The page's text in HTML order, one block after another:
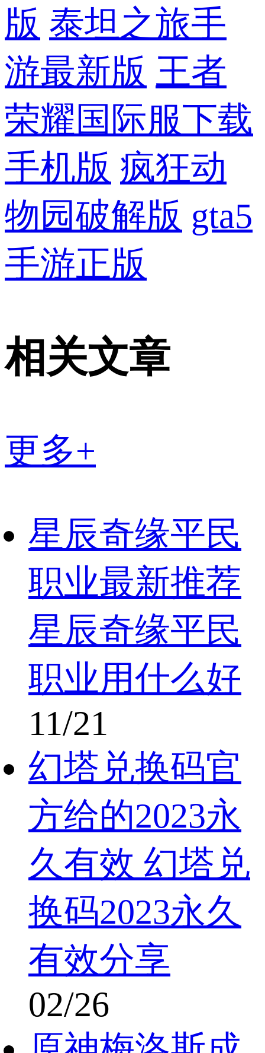
版 泰坦之旅手
游最新版 王者
荣耀国际服下载
手机版 疯狂动
物园破解版 gta5
手游正版
相关文章
更多+
星辰奇缘平民
职业最新推荐
星辰奇缘平民
职业用什么好
11/21
幻塔兑换码官
方给的2023永
久有效 幻塔兑
换码2023永久
有效分享
02/26